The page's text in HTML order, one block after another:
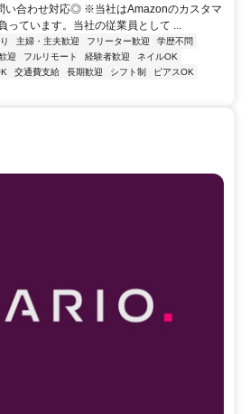
い合わせ対応◎ ※当社はAmazonのカスタマ
っています。当社の従業員として ...
主婦・主夫歓迎 フリーター歓迎
学歴不問
迎 フルリモート 経験者歓迎
ネイルOK
交通費支給 長期歓迎 シフト制
ピアスOK